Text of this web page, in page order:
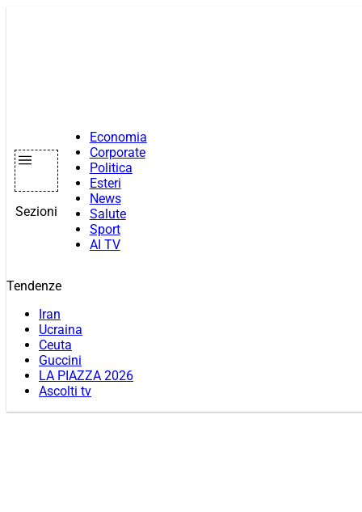
Sezioni
Economia
Corporate
Politica
Esteri
News
Salute
Sport
AI TV
Tendenze
Iran
Ucraina
Ceuta
Guccini
LA PIAZZA 2026
Ascolti tv